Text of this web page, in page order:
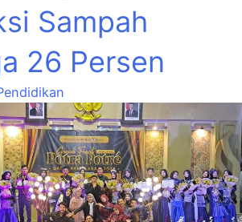
Sampah
26 Persen